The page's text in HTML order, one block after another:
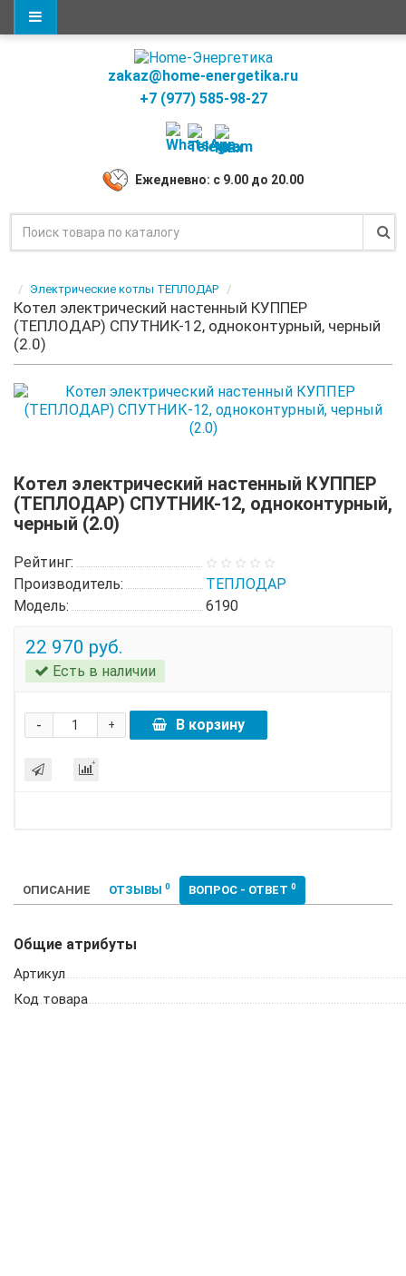
zakaz@home-energetika.ru
+7 (977) 585-98-27
Ежедневно: с 9.00 до 20.00
Электрические котлы ТЕПЛОДАР
Котел электрический настенный КУППЕР
(ТЕПЛОДАР) СПУТНИК-12, одноконтурный, черный
(2.0)
Котел электрический настенный КУППЕР
(ТЕПЛОДАР) СПУТНИК-12, одноконтурный,
черный (2.0)
Рейтинг:
Производитель:
ТЕПЛОДАР
Модель:
6190
22 970 руб.
Есть в наличии
+
- В корзину
ОПИСАНИЕ ОТЗЫВЫ 0 ВОПРОС - ОТВЕТ 0
Общие атрибуты
Артикул
Код товара